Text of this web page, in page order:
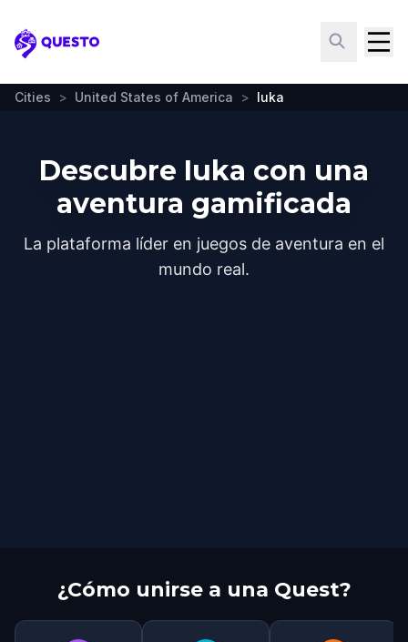
Questo
Cities > United States of America > Iuka
Descubre Iuka con una
aventura gamificada
La plataforma líder en juegos de aventura en el
mundo real.
¿Cómo unirse a una Quest?